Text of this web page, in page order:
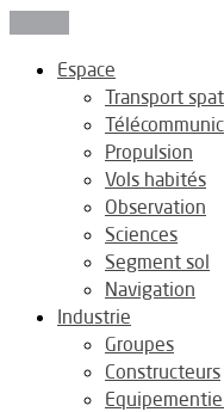
Espace
Transport
Propulsion
Vols habités
Observation
Sciences
Segment sol
Navigation
Industrie
Groupes
Constructeurs